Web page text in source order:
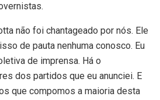
não foi chantageado por nós. Ele
de pauta nenhuma conosco. Eu
de imprensa. Há o
dos partidos que eu anunciei. E
que compomos a maioria desta